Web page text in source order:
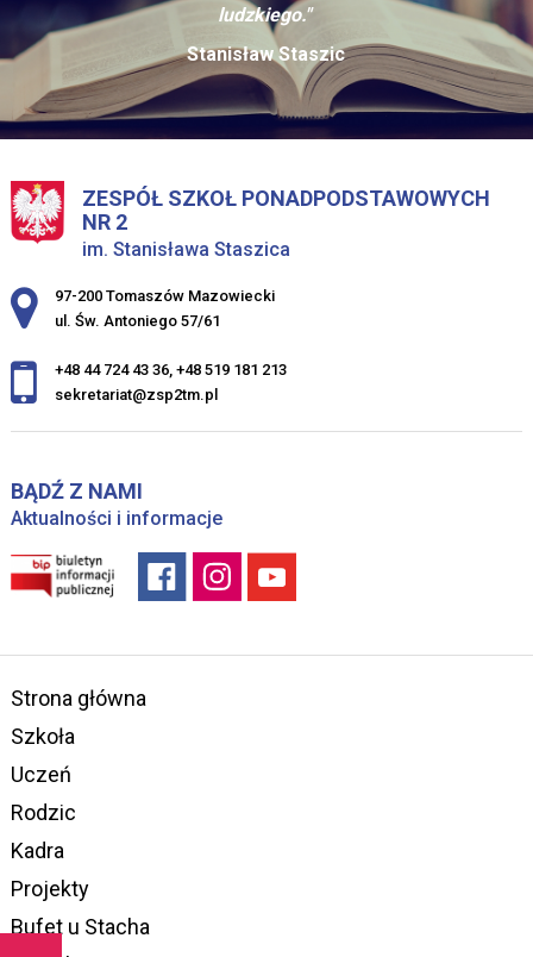
ludzkiego."
Stanisław Staszic
ZESPÓŁ SZKOŁ PONADPODSTAWOWYCH
NR 2
im. Stanisława Staszica
Adres pocztowy:
97-200 Tomaszów Mazowiecki
ul. Św. Antoniego 57/61
+48 44 724 43 36, +48 519 181 213
sekretariat@zsp2tm.pl
BĄDŹ Z NAMI
Aktualności i informacje
Strona główna
Szkoła
Uczeń
Rodzic
Kadra
Projekty
Bufet u Stacha